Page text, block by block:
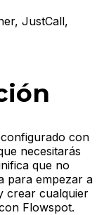
JustCall,
con
necesitarás
que no
para empezar a
crear cualquier
Flowspot.